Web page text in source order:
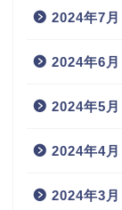
2024年7月
2024年6月
2024年5月
2024年4月
2024年3月